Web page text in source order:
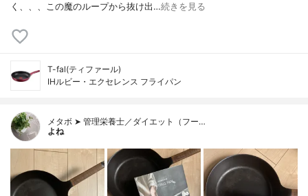
く、、、この魔のループから抜け出…続きを見る
T-fal(ティファール)
IHルビー・エクセレンス フライパン
メタボ ➤ 管理栄養士／ダイエット（フー…
よね